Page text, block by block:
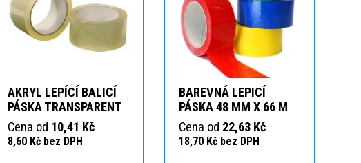
AKRYL LEPÍCÍ BALICÍ
PÁSKA TRANSPARENT
Cena od 10,41 Kč
8,60 Kč bez DPH
BAREVNÁ LEPICÍ
PÁSKA 48 MM X 66 M
Cena od 22,63 Kč
18,70 Kč bez DPH